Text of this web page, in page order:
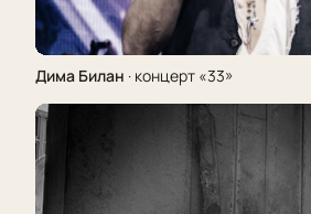
Дима Билан · концерт «33»